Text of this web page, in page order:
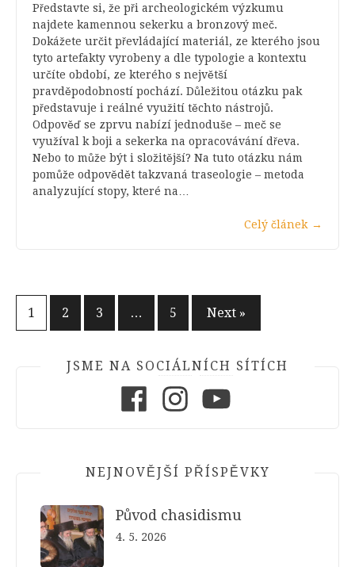
Představte si, že při archeologickém výzkumu
najdete kamennou sekerku a bronzový meč.
Dokážete určit převládající materiál, ze kterého jsou
tyto artefakty vyrobeny a dle typologie a kontextu
určíte období, ze kterého s největší
pravděpodobností pochází. Důležitou otázku pak
představuje i reálné využití těchto nástrojů.
Odpověď se zprvu nabízí jednoduše – meč se
využíval k boji a sekerka na opracovávání dřeva.
Nebo to může být i složitější? Na tuto otázku nám
pomůže odpovědět takzvaná traseologie – metoda
analyzující stopy, které na…
Celý článek →
Stránkování
1 2 3 … 5 Next »
JSME NA SOCIÁLNÍCH SÍTÍCH
NEJNOVĚJŠÍ PŘÍSPĚVKY
Původ chasidismu
4. 5. 2026